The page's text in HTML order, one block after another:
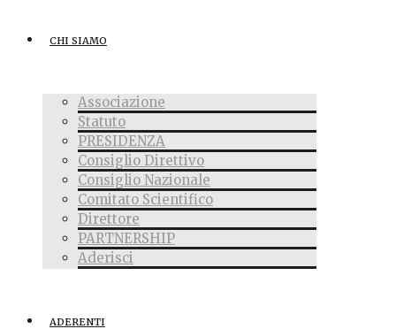
CHI SIAMO
Associazione
Statuto
PRESIDENZA
Consiglio Direttivo
Consiglio Nazionale
Comitato Scientifico
Direttore
PARTNERSHIP
Aderisci
ADERENTI